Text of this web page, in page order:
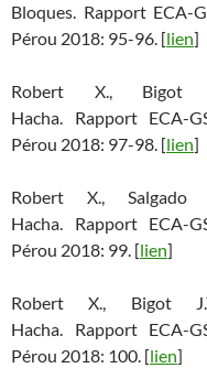
Bloques. Rapport ECA-
Pérou 2018: 95-96. [lien]
Robert X., Bigot
Hacha. Rapport ECA-
Pérou 2018: 97-98. [lien]
Robert X.,
Hacha. Rapport ECA-
Pérou 2018: 99. [lien]
Robert X., Bigot
Hacha. Rapport ECA-
Pérou 2018: 100. [lien]